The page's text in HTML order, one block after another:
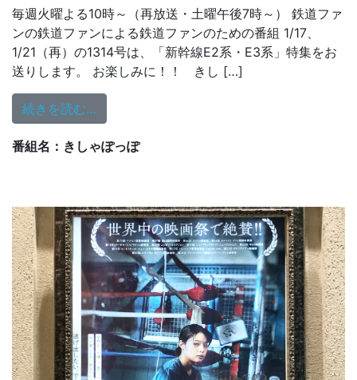
毎週火曜よる10時～（再放送・土曜午後7時～） 鉄道ファ
ンの鉄道ファンによる鉄道ファンのための番組 1/17、
1/21（再）の1314号は、「新幹線E2系・E3系」特集をお
送りします。 お楽しみに！！ きし […]
続きを読む…
番組名：きしゃぽっぽ